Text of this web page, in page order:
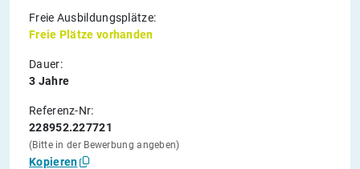
Freie Ausbildungsplätze:
Freie Plätze vorhanden
Dauer:
3 Jahre
Referenz-Nr:
228952.227721
(Bitte in der Bewerbung angeben)
Kopieren